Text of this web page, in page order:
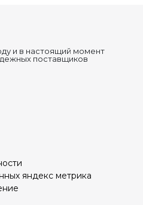
и в настоящий момент
поставщиков
яндекс метрика